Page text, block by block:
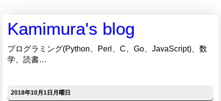
Kamimura's blog
プログラミング(Python、Perl、C、Go、JavaScript)、数
学、読書…
2018年10月1日月曜日